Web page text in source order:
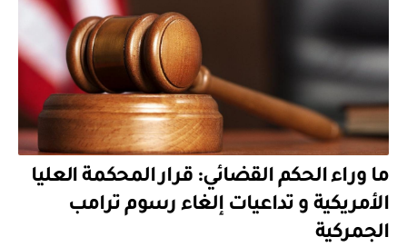
ما وراء الحكم القضائي: قرار المحكمة العليا
الأمريكية و تداعيات إلغاء رسوم ترامب
الجمركية